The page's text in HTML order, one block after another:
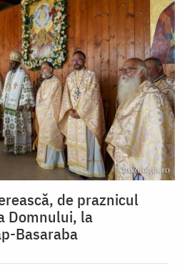
de praznicul
Domnului, la
Basaraba